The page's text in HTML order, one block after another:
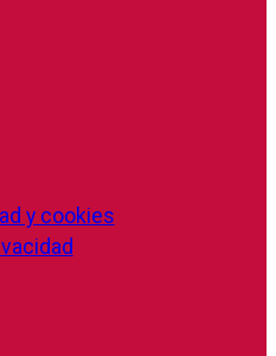
y cookies